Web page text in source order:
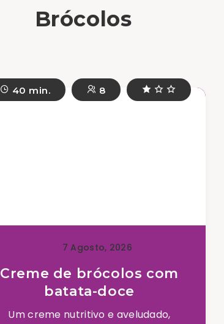
Brócolos
40 min. 8
7 Agosto, 2026
Creme de brócolos com
batata-doce
Um creme nutritivo e aveludado,